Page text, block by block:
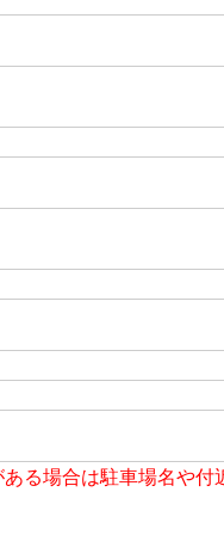
る場合は駐車場名や付